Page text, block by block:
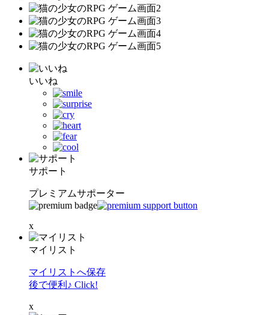
いいね
サポート
プレミアムサポーター
x
マイリスト
マイリストへ保存
後で便利♪ Click!
x